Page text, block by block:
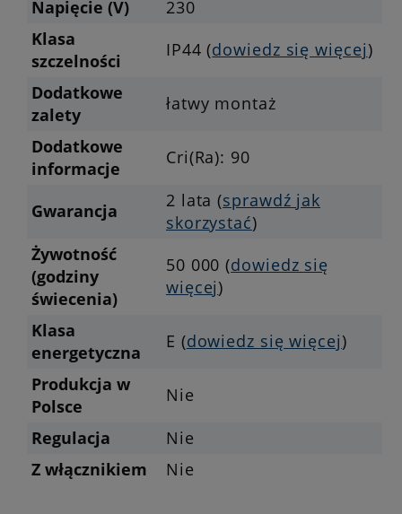
Napięcie (V)
230
Klasa
szczelności
IP44 (dowiedz się więcej)
Dodatkowe
zalety
łatwy montaż
Dodatkowe
informacje
Cri(Ra): 90
Gwarancja 2 lata (sprawdź jak
skorzystać)
Żywotność
(godziny
świecenia)
50 000 (dowiedz się
więcej)
Klasa
energetyczna
E (dowiedz się więcej)
Produkcja w
Polsce
Nie
Regulacja
Nie
Z włącznikiem
Nie